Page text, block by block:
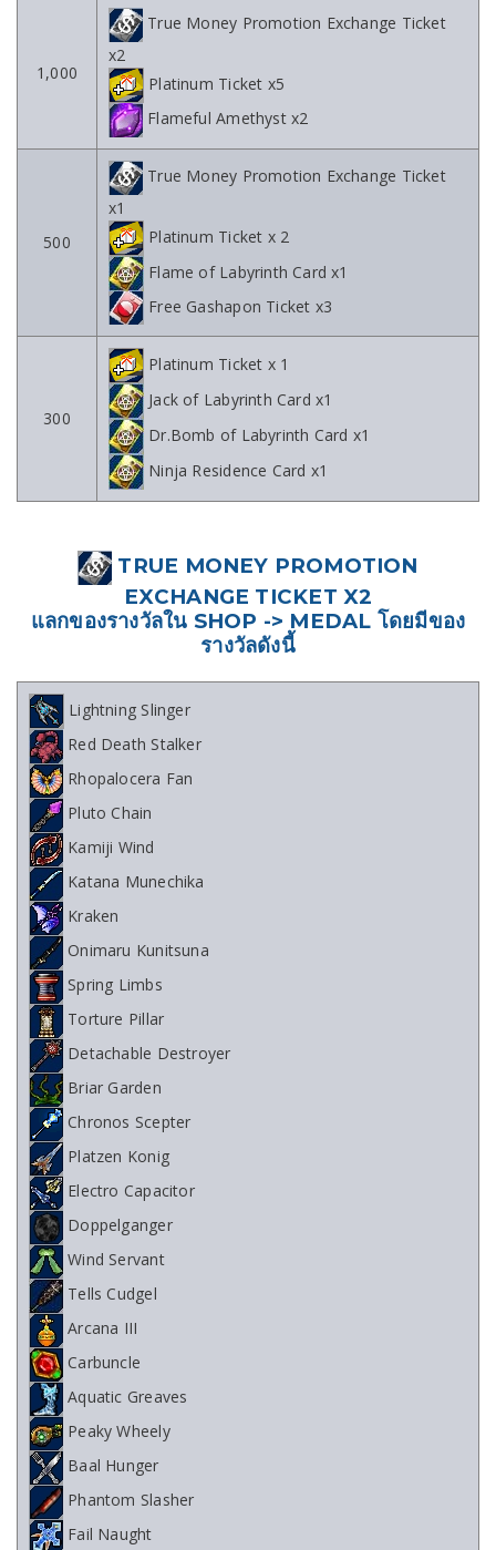
1,000
True Money Promotion Exchange Ticket
x2
Platinum Ticket x5
Flameful Amethyst x2
500
True Money Promotion Exchange Ticket
x1
Platinum Ticket x 2
Flame of Labyrinth Card x1
Free Gashapon Ticket x3
300
Platinum Ticket x 1
Jack of Labyrinth Card x1
Dr.Bomb of Labyrinth Card x1
Ninja Residence Card x1
TRUE MONEY PROMOTION
EXCHANGE TICKET X2
แลกของรางวัลใน SHOP -> MEDAL โดยมีของ
รางวัลดังนี้
Lightning Slinger
Red Death Stalker
Rhopalocera Fan
Pluto Chain
Kamiji Wind
Katana Munechika
Kraken
Onimaru Kunitsuna
Spring Limbs
Torture Pillar
Detachable Destroyer
Briar Garden
Chronos Scepter
Platzen Konig
Electro Capacitor
Doppelganger
Wind Servant
Tells Cudgel
Arcana III
Carbuncle
Aquatic Greaves
Peaky Wheely
Baal Hunger
Phantom Slasher
Fail Naught